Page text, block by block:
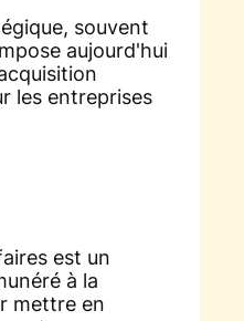
souvent
aujourd'hui
les entreprises
est un
à la
mettre en